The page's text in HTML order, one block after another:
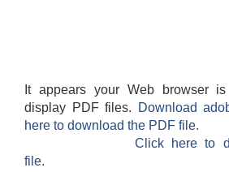
It appears your Web browser
display PDF files.
Download
here to download the PDF file.
Click here to
file.